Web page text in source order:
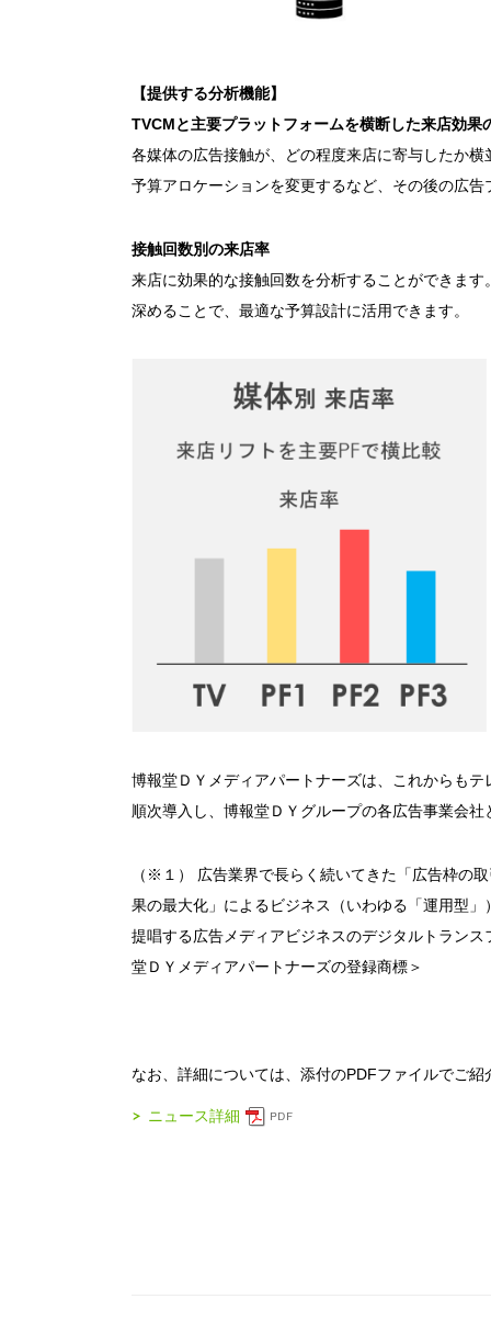
【提供する分析機能】
TVCMと主要プラットフォームを横断した来店効果
各媒体の広告接触が、どの程度来店に寄与したか
予算アロケーションを変更するなど、その後の広
接触回数別の来店率
来店に効果的な接触回数を分析することができま
深めることで、最適な予算設計に活用できます。
博報堂ＤＹメディアパートナーズは、これからも
順次導入し、博報堂ＤＹグループの各広告事業会
（※１） 広告業界で長らく続いてきた「広告枠の
果の最大化」によるビジネス（いわゆる「運用型
提唱する広告メディアビジネスのデジタルトラン
堂ＤＹメディアパートナーズの登録商標＞
なお、詳細については、添付のPDFファイルでご紹
ニュース詳細